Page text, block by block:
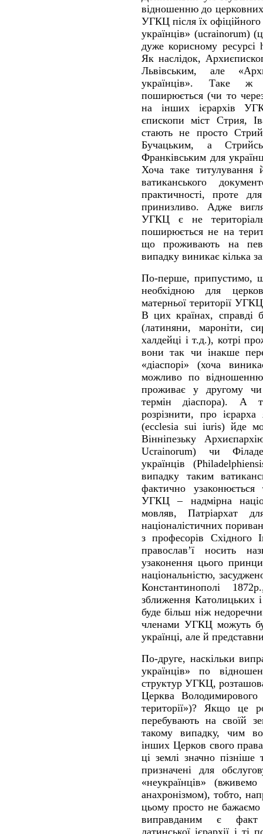
відношенню до церковних
УГКЦ після їх
українців» (ucrainorum)
дуже корисному ресурсі
Як наслідок,
Львівським, але
українців». Таке ж
поширюється (чи то
на інших ієрархів
єпископи міст Стрия,
стають не просто
Бучацьким, а
Франківським для
Хоча таке
ватиканського
практичності, проте
принизливо. Адже
УГКЦ є не
поширюється не на
що проживають на
випадку виникає кілька
По-перше, припустимо,
необхідною для
матерньої території
В цих країнах, справді
(латиняни, мароніти,
халдейці і т.д.), котрі
вони так чи інакше
«діаспорі» (хоча
можливо по
проживає у другому чи
термін діаспора). А
розрізнити, про
(ecclesia sui iuris) йде
Вінніпезьку
Ucrainorum) чи
українців
випадку таким
фактично
УГКЦ – надмірна
мовляв, Патріархат
націоналістичних
з професорів
православ’ї носить
узаконення цього
національністю,
Константинополі
зближення Католицьких
буде більш ніж
членами УГКЦ можуть
українці, але й
По-друге, наскільки
українців» по
структур УГКЦ,
Церква
території»)? Якщо це
перебувають на своїй
такому випадку, чим
інших Церков свого
ці землі значно
призначені для
«неукраїнців»
анахронізмом), тобто,
цьому просто не бажаємо
виправданим є факт
латинської ієрархії і ті